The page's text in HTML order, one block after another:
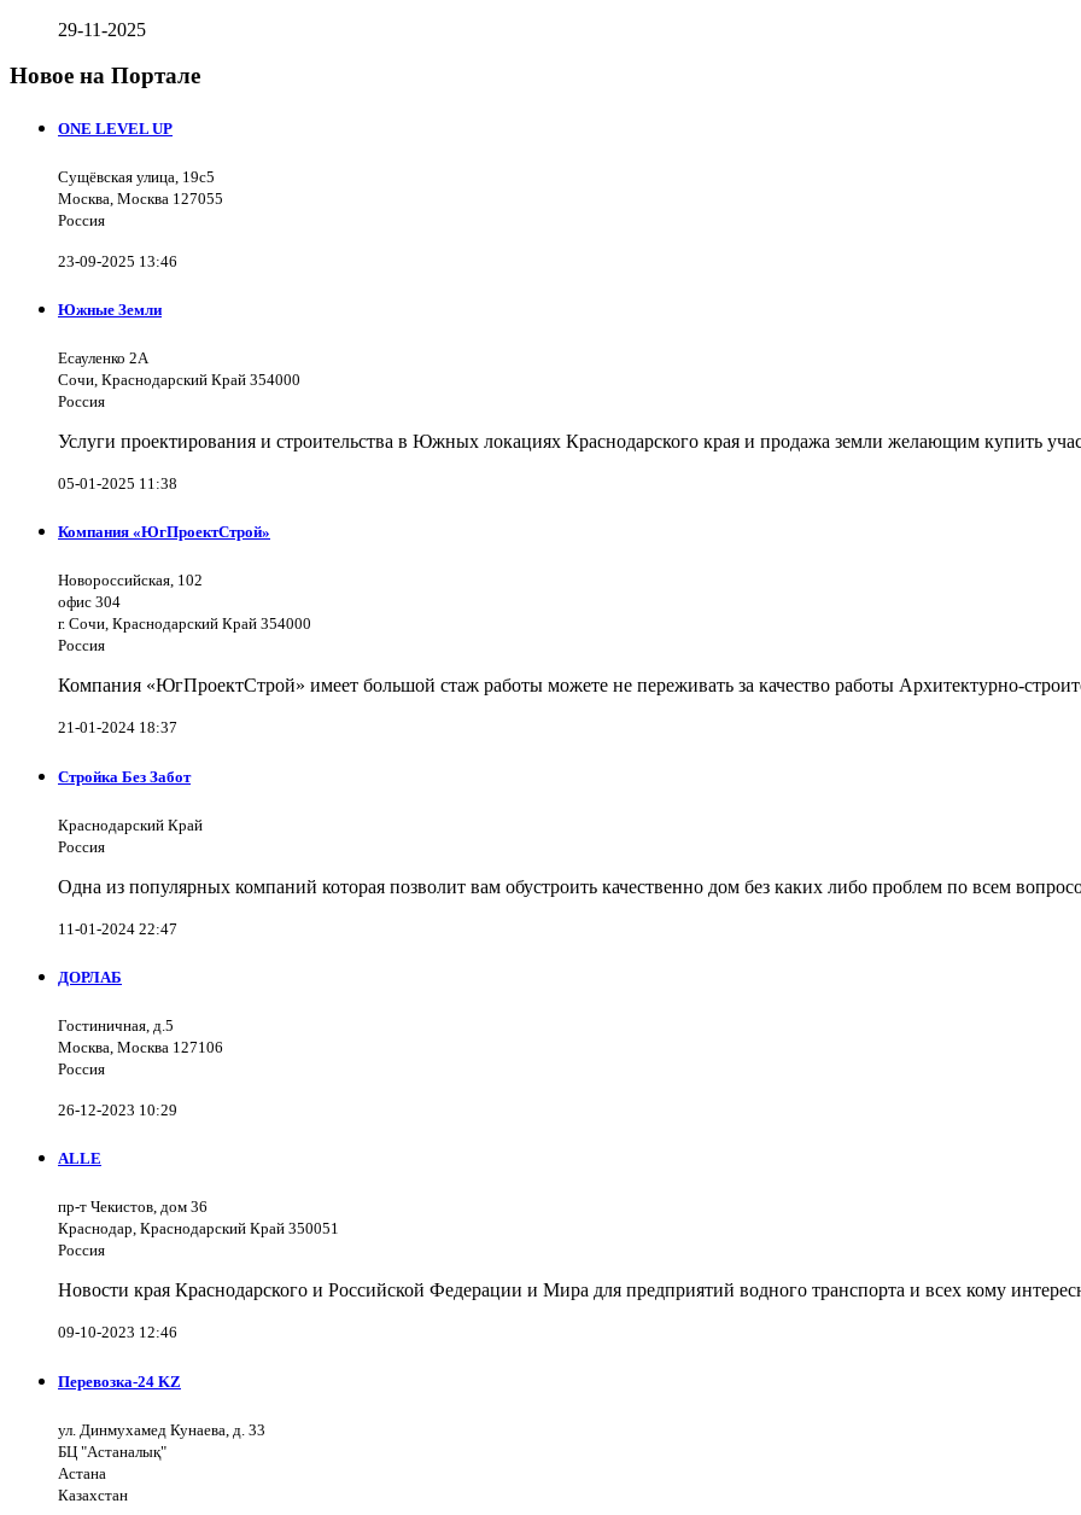
29-11-2025
Новое на Портале
ONE LEVEL UP
Сущёвская улица, 19с5
Москва, Москва 127055
Россия
23-09-2025 13:46
Южные Земли
Есауленко 2А
Сочи, Краснодарский Край 354000
Россия
Услуги проектирования и строительства в Южных локациях Краснодарского края и продажа земли желающим купить
05-01-2025 11:38
Компания «ЮгПроектСтрой»
Новороссийская, 102
офис 304
г. Сочи, Краснодарский Край 354000
Россия
Компания «ЮгПроектСтрой» имеет большой стаж работы можете не переживать за качество работы Архитектурно-
21-01-2024 18:37
Стройка Без Забот
Краснодарский Край
Россия
Одна из популярных компаний которая позволит вам обустроить качественно дом без каких либо проблем по всем
11-01-2024 22:47
ДОРЛАБ
Гостиничная, д.5
Москва, Москва 127106
Россия
26-12-2023 10:29
ALLE
пр-т Чекистов, дом 36
Краснодар, Краснодарский Край 350051
Россия
Новости края Краснодарского и Российской Федерации и Мира для предприятий водного транспорта и всех кому
09-10-2023 12:46
Перевозка-24 KZ
ул. Динмухамед Кунаева, д. 33
БЦ "Астаналық"
Астана
Казахстан